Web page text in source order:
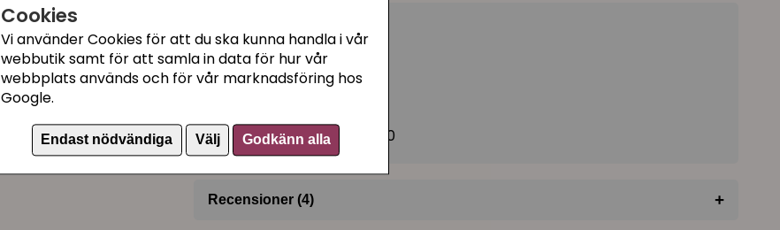
Cookies
Vi använder Cookies för att du ska kunna handla i vår
webbutik samt för att samla in data för hur vår
webbplats används och för vår marknadsföring hos
Google.
Endast nödvändiga Välj Godkänn alla
Kategorier:
Creme kattgodis
Juliga kattprodukter
Artikelnummer: 798.6020
Recensioner (4) +